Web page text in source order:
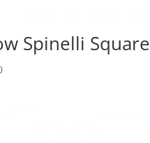
Spinelli Square